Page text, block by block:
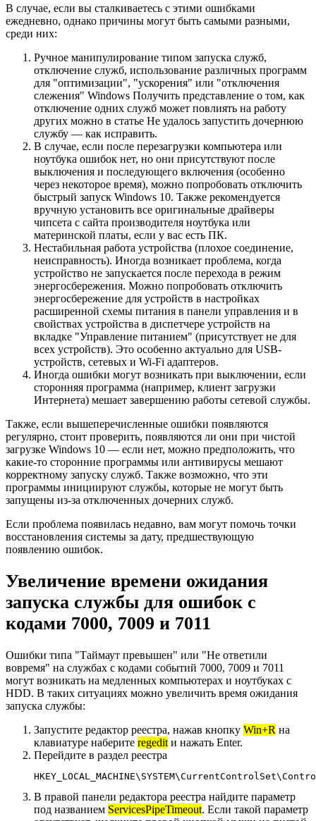
В случае, если вы сталкиваетесь с этими ошибками
ежедневно, однако причины могут быть самыми разными,
среди них:
Ручное манипулирование типом запуска служб,
отключение служб, использование различных программ
для "оптимизации", "ускорения" или "отключения
слежения" Windows Получить представление о том, как
отключение одних служб может повлиять на работу
других можно в статье Не удалось запустить дочернюю
службу — как исправить.
В случае, если после перезагрузки компьютера или
ноутбука ошибок нет, но они присутствуют после
выключения и последующего включения (особенно
через некоторое время), можно попробовать отключить
быстрый запуск Windows 10. Также рекомендуется
вручную установить все оригинальные драйверы
чипсета с сайта производителя ноутбука или
материнской платы, если у вас есть ПК.
Нестабильная работа устройства (плохое соединение,
неисправность). Иногда возникает проблема, когда
устройство не запускается после перехода в режим
энергосбережения. Можно попробовать отключить
энергосбережение для устройств в настройках
расширенной схемы питания в панели управления и в
свойствах устройства в диспетчере устройств на
вкладке "Управление питанием" (присутствует не для
всех устройств). Это особенно актуально для USB-
устройств, сетевых и Wi-Fi адаптеров.
Иногда ошибки могут возникать при выключении, если
сторонняя программа (например, клиент загрузки
Интернета) мешает завершению работы сетевой службы.
Также, если вышеперечисленные ошибки появляются
регулярно, стоит проверить, появляются ли они при чистой
загрузке Windows 10 — если нет, можно предположить, что
какие-то сторонние программы или антивирусы мешают
корректному запуску служб. Также возможно, что эти
программы инициируют службы, которые не могут быть
запущены из-за отключенных дочерних служб.
Если проблема появилась недавно, вам могут помочь точки
восстановления системы за дату, предшествующую
появлению ошибок.
Увеличение времени ожидания
запуска службы для ошибок с
кодами 7000, 7009 и 7011
Ошибки типа "Таймаут превышен" или "Не ответили
вовремя" на службах с кодами событий 7000, 7009 и 7011
могут возникать на медленных компьютерах и ноутбуках с
HDD. В таких ситуациях можно увеличить время ожидания
запуска службы:
Запустите редактор реестра, нажав кнопку Win+R на
клавиатуре наберите regedit и нажать Enter.
Перейдите в раздел реестра
В правой панели редактора реестра найдите параметр
под названием ServicesPipeTimeout. Если такой параметр